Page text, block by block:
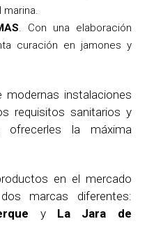
. Con una elaboración
curación en jamones y
instalaciones
requisitos sanitarios y
ofrecerles la máxima
en el mercado
marcas diferentes:
y La Jara de